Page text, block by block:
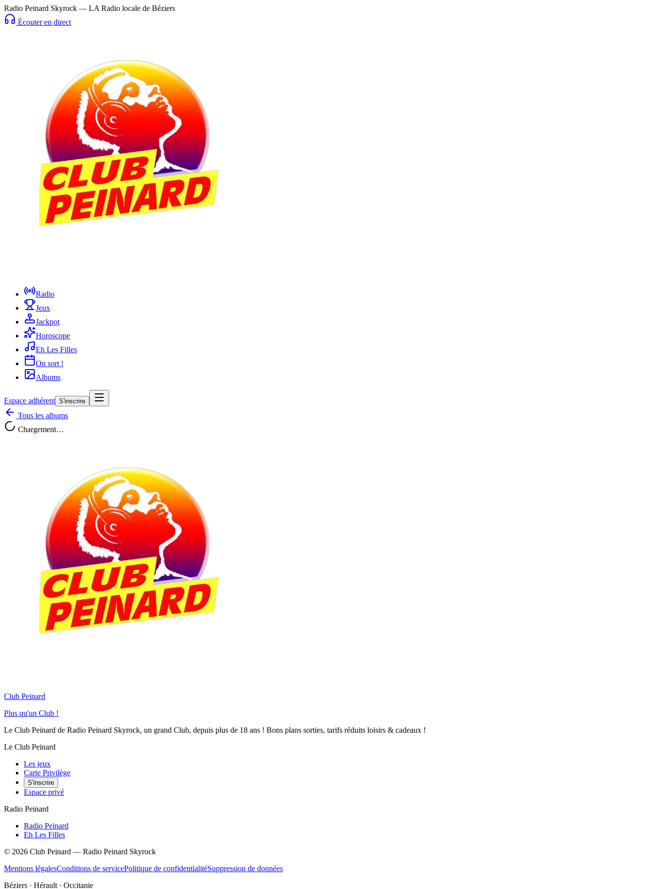
Radio Peinard Skyrock — LA Radio locale de Béziers
Écouter en direct
Radio
Jeux
Jackpot
Horoscope
Eh Les Filles
On sort !
Albums
Espace adhérent S'inscrire
Tous les albums
Chargement…
Club Peinard
Plus qu'un Club !
Le Club Peinard de Radio Peinard Skyrock, un grand Club, depuis plus de 18 ans ! Bons plans sorties, tarifs réduits loisirs & cadeaux !
Le Club Peinard
Les jeux
Carte Privilège
S'inscrire
Espace privé
Radio Peinard
Radio Peinard
Eh Les Filles
© 2026 Club Peinard — Radio Peinard Skyrock
Mentions légalesConditions de servicePolitique de confidentialitéSuppression de données
Béziers · Hérault · Occitanie